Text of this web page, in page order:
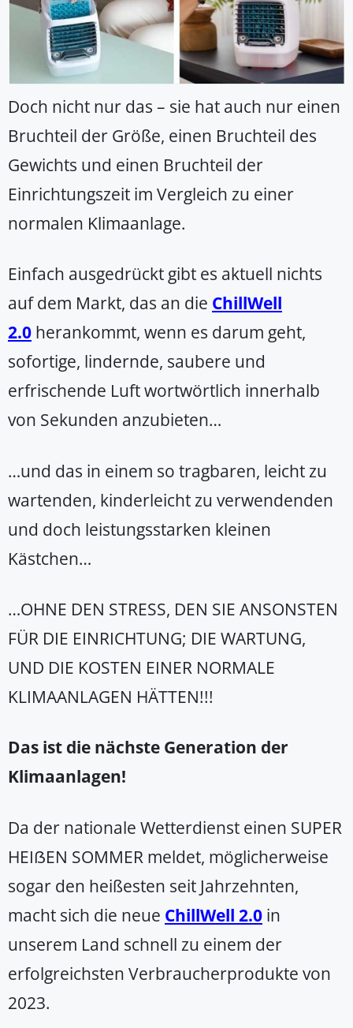
Doch nicht nur das – sie hat auch nur einen
Bruchteil der Größe, einen Bruchteil des
Gewichts und einen Bruchteil der
Einrichtungszeit im Vergleich zu einer
normalen Klimaanlage.
Einfach ausgedrückt gibt es aktuell nichts
auf dem Markt, das an die ChillWell
2.0 herankommt, wenn es darum geht,
sofortige, lindernde, saubere und
erfrischende Luft wortwörtlich innerhalb
von Sekunden anzubieten…
…und das in einem so tragbaren, leicht zu
wartenden, kinderleicht zu verwendenden
und doch leistungsstarken kleinen
Kästchen…
…OHNE DEN STRESS, DEN SIE ANSONSTEN
FÜR DIE EINRICHTUNG; DIE WARTUNG,
UND DIE KOSTEN EINER NORMALE
KLIMAANLAGEN HÄTTEN!!!
Das ist die nächste Generation der
Klimaanlagen!
Da der nationale Wetterdienst einen SUPER
HEIẞEN SOMMER meldet, möglicherweise
sogar den heißesten seit Jahrzehnten,
macht sich die neue ChillWell 2.0 in
unserem Land schnell zu einem der
erfolgreichsten Verbraucherprodukte von
2023.